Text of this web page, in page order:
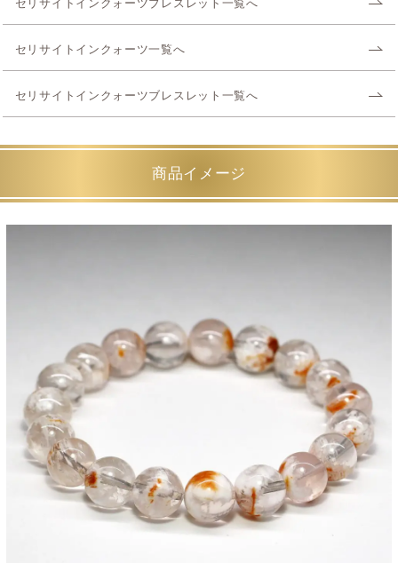
セリサイトインクォーツブレスレット一覧へ
セリサイトインクォーツ一覧へ
セリサイトインクォーツブレスレット一覧へ
商品イメージ